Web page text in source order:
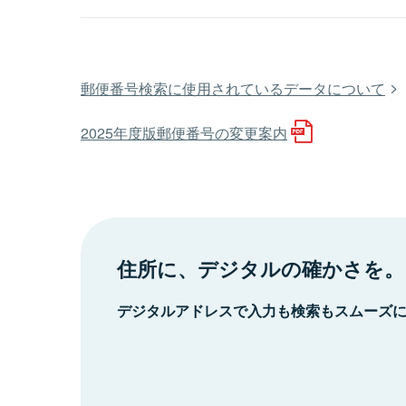
郵便番号検索に使用されているデータについて
2025年度版郵便番号の変更案内
住所に、デジタルの確かさを。
デジタルアドレスで入力も検索もスムーズ